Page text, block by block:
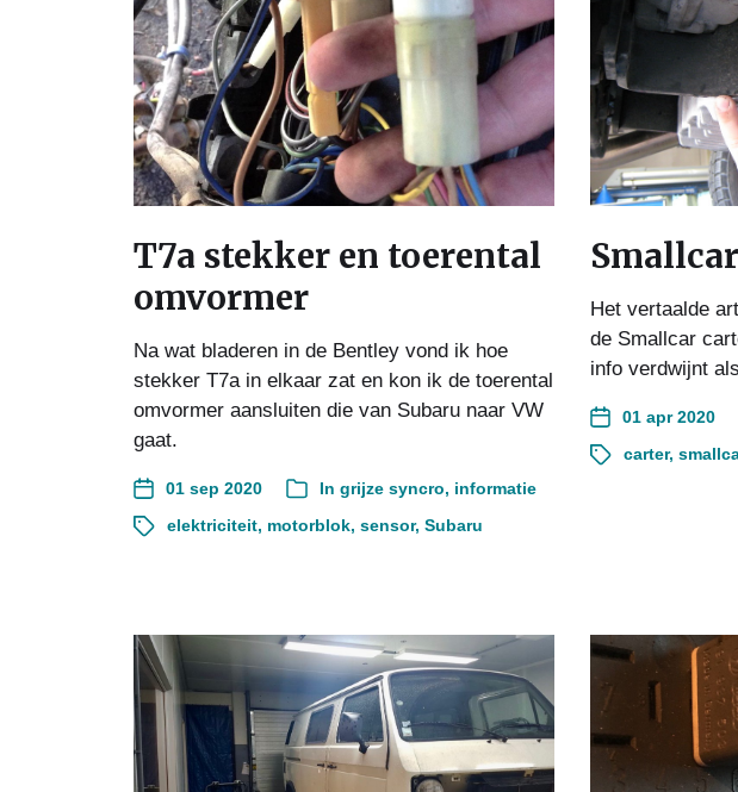
T7a stekker en toerental
omvormer
Na wat bladeren in de Bentley vond ik hoe
stekker T7a in elkaar zat en kon ik de toerental
omvormer aansluiten die van Subaru naar VW
gaat.
01 sep 2020 In grijze syncro, informatie
elektriciteit, motorblok, sensor, Subaru
Het vertaalde
de Smallcar
info verdwijnt
01 apr 2020
carter,